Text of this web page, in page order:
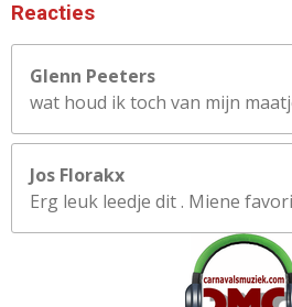
Reacties
Glenn Peeters
wat houd ik toch van mijn
Jos Florakx
Erg leuk leedje dit . Miene